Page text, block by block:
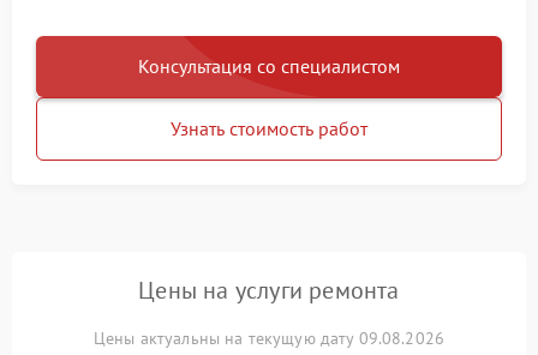
Консультация со специалистом
Узнать стоимость работ
Цены на услуги ремонта
Цены актуальны на текущую дату 09.08.2026